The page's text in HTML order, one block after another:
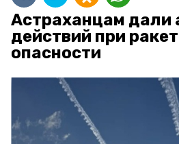
Астраханцам дали
действий при
опасности